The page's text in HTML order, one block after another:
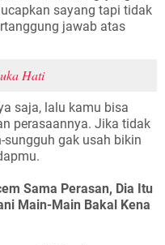
sayang tapi tidak
jawab atas
Hati
saja, lalu kamu bisa
perasaannya. Jika tidak
gak usah bikin
Sama Perasan, Dia Itu
Main-Main Bakal Kena